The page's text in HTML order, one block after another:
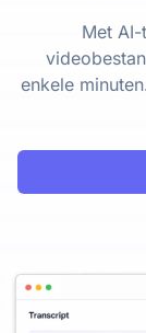
Met
enkele